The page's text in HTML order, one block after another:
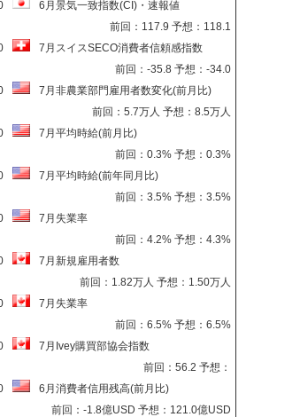
6月景気一致指数(CI)・速報値
前回：117.9 予想：118.1
7月スイスSECO消費者信頼感指数
前回：-35.8 予想：-34.0
7月非農業部門雇用者数変化(前月比)
前回：5.7万人 予想：8.5万人
7月平均時給(前月比)
前回：0.3% 予想：0.3%
7月平均時給(前年同月比)
前回：3.5% 予想：3.5%
7月失業率
前回：4.2% 予想：4.3%
7月新規雇用者数
前回：1.82万人 予想：1.50万人
7月失業率
前回：6.5% 予想：6.5%
7月Ivey購買部協会指数
前回：56.2 予想：
6月消費者信用残高(前月比)
前回：-1.8億USD 予想：121.0億USD